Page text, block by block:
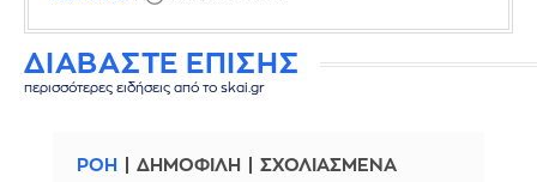
ΔΙΑΒΑΣΤΕ ΕΠΙΣΗΣ
περισσότερες ειδήσεις από το skai.gr
ΡΟΗ ΔΗΜΟΦΙΛΗ ΣΧΟΛΙΑΣΜΕΝΑ